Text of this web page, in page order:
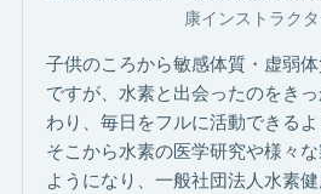
康インストラクタ
子供のころから敏感体質・虚弱
ですが、水素と出会ったのをき
わり、毎日をフルに活動できるよ
そこから水素の医学研究や様々
ようになり、一般社団法人水素